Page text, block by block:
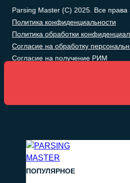
Parsing Master (C) 2025. Все
Политика конфиденциальности
Политика обработки
Согласие на обработку
Согласие на получение РИМ
ПОПУЛЯРНОЕ